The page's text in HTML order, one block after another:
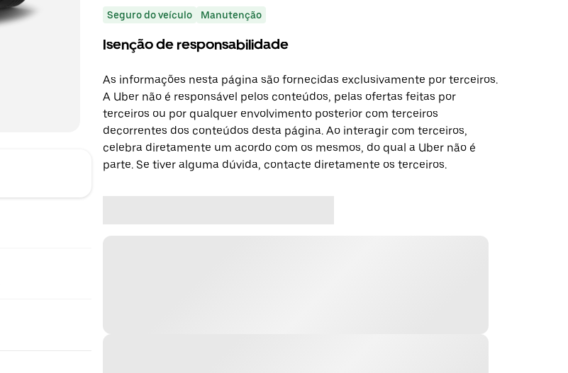
Seguro do veículo Manutenção
Isenção de responsabilidade
As informações nesta página são fornecidas exclusivamente por terceiros.
A Uber não é responsável pelos conteúdos, pelas ofertas feitas por
terceiros ou por qualquer envolvimento posterior com terceiros
decorrentes dos conteúdos desta página. Ao interagir com terceiros,
celebra diretamente um acordo com os mesmos, do qual a Uber não é
parte. Se tiver alguma dúvida, contacte diretamente os terceiros.